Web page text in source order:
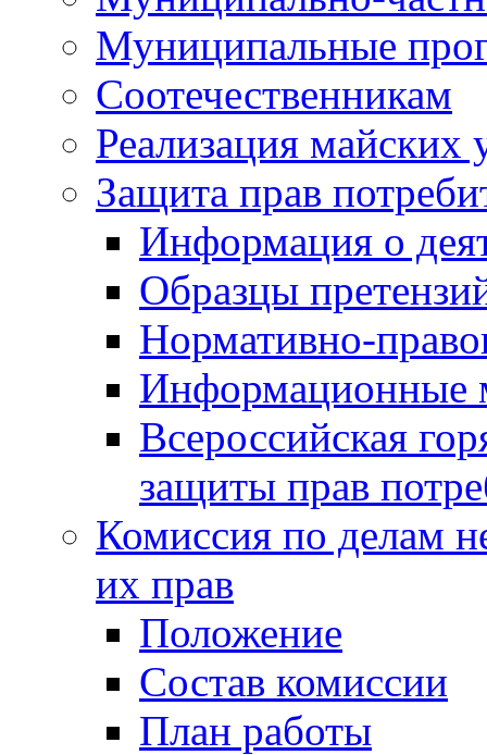
Муниципальные
Соотечественникам
Реализация майских
Защита прав
Информация о
Образцы
Нормативно-
Информационные
Всероссийская
защиты прав
Комиссия по делам
их прав
Положение
Состав комиссии
План работы